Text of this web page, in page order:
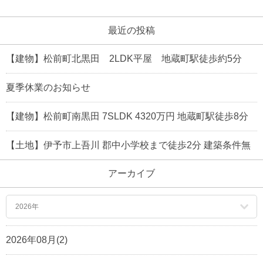
最近の投稿
【建物】松前町北黒田 2LDK平屋 地蔵町駅徒歩約5分
夏季休業のお知らせ
【建物】松前町南黒田 7SLDK 4320万円 地蔵町駅徒歩8分
【土地】伊予市上吾川 郡中小学校まで徒歩2分 建築条件無
アーカイブ
2026年
2026年08月(2)